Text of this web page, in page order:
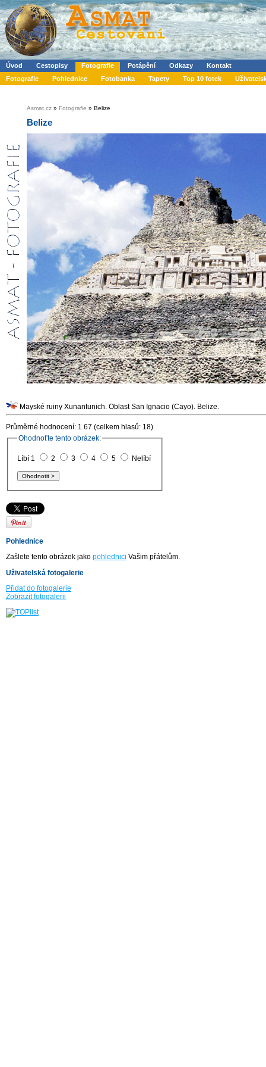
Úvod Cestopisy Fotografie Potápění Odkazy
Kontakt
Fotografie
Pohlednice Fotobanka Tapety Top 10 fotek
Asmat.cz » Fotografie » Belize
Belize
Mayské ruiny Xunantunich. Oblast San Ignacio (Cayo). Belize.
Průměrné hodnocení: 1.67 (celkem hlasů: 18)
Ohodnoťte tento obrázek:
Líbí 1 2 3 4 5 Nelíbí
Pohlednice
Zašlete tento obrázek jako pohlednici Vašim přátelům.
Uživatelská fotogalerie
Přidat do fotogalerie
Zobrazit fotogalerii